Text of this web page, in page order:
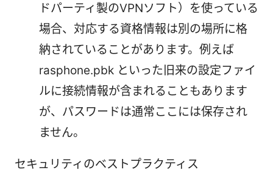
ドパーティ製のVPNソフト）を使っている
場合、対応する資格情報は別の場所に格
納されていることがあります。例えば
rasphone.pbk といった旧来の設定ファイ
ルに接続情報が含まれることもあります
が、パスワードは通常ここには保存され
ません。
セキュリティのベストプラクティス